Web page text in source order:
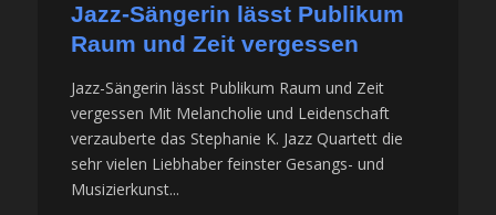
Jazz-Sängerin lässt Publikum
Raum und Zeit vergessen
Jazz-Sängerin lässt Publikum Raum und Zeit
vergessen Mit Melancholie und Leidenschaft
verzauberte das Stephanie K. Jazz Quartett die
sehr vielen Liebhaber feinster Gesangs- und
Musizierkunst...